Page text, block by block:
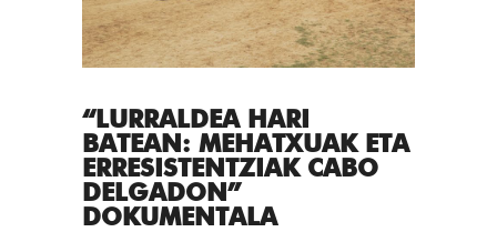
“LURRALDEA HARI
BATEAN: MEHATXUAK ETA
ERRESISTENTZIAK CABO
DELGADON”
DOKUMENTALA